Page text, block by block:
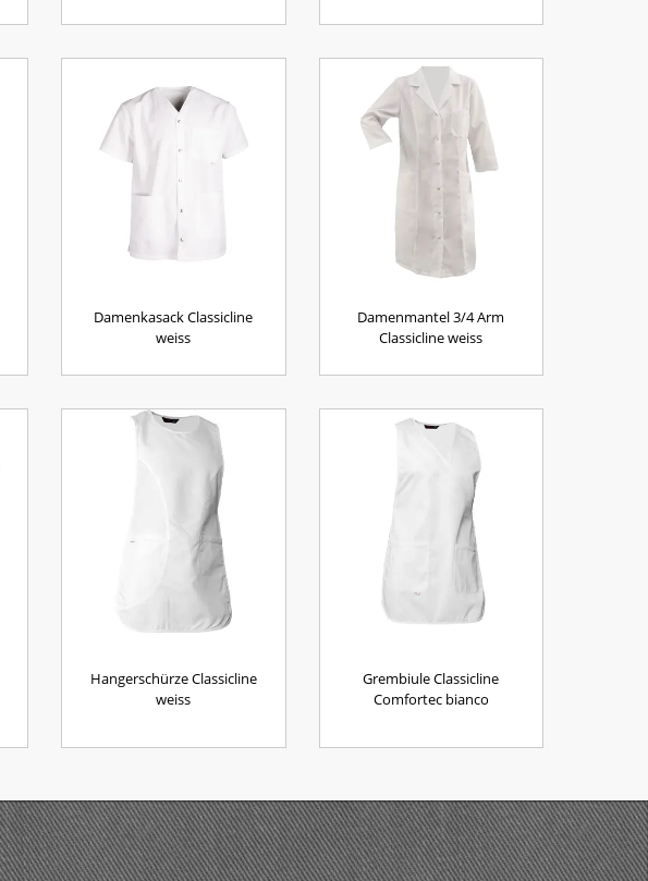
Damenkasack Classicline
weiss
Damenmantel 3/4 Arm
Classicline weiss
Hangerschürze Classicline
weiss
Grembiule Classicline
Comfortec bianco